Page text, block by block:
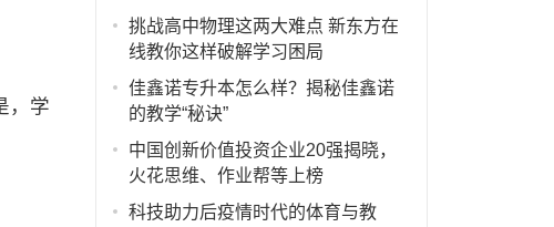
，学
挑战高中物理这两大难点 新东方在
线教你这样破解学习困局
佳鑫诺专升本怎么样？揭秘佳鑫诺
的教学“秘诀”
中国创新价值投资企业20强揭晓，
火花思维、作业帮等上榜
科技助力后疫情时代的体育与教